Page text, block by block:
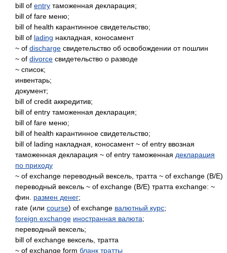
bill of entry таможенная декларация;
bill of fare меню;
bill of health карантинное свидетельство;
bill of lading накладная, коносамент
~ of discharge свидетельство об освобождении от пошлин
~ of divorce свидетельство о разводе
~ список;
инвентарь;
документ;
bill of credit аккредитив;
bill of entry таможенная декларация;
bill of fare меню;
bill of health карантинное свидетельство;
bill of lading накладная, коносамент ~ of entry ввозная
таможенная декларация ~ of entry таможенная декларация
по приходу
~ of exchange переводный вексель, тратта ~ of exchange (B/E)
переводный вексель ~ of exchange (B/E) тратта exchange: ~
фин. размен денег;
rate (или course) of exchange валютный курс;
foreign exchange иностранная валюта;
переводный вексель;
bill of exchange вексель, тратта
~ of exchange form бланк тратты